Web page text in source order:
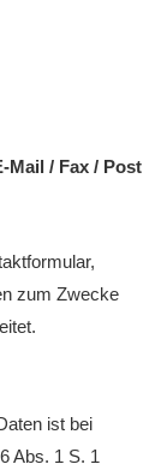
Mail / Fax / Post
zum Zwecke
ist bei
Abs. 1 S. 1